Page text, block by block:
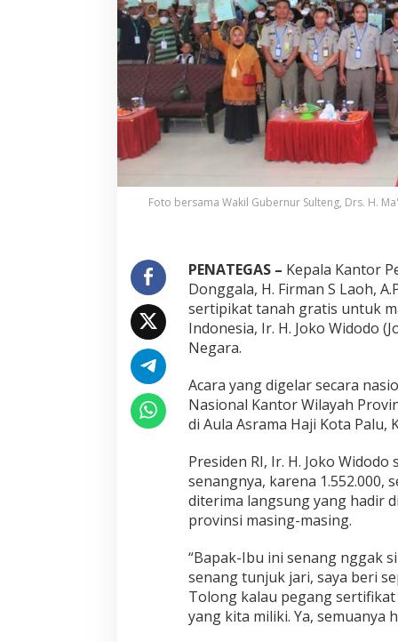
r
i
P
e
n
y
e
a
h
S
i
p
i
k
a
n
a
h
a
t
i
s
Foto bersama Wakil Gubernur Sulteng, Drs. H.
PENATEGAS – Kepala Kantor
Donggala, H. Firman S Laoh,
sertipikat tanah gratis untuk
Indonesia, Ir. H. Joko Widodo
Negara.
Acara yang digelar secara
Nasional Kantor Wilayah
di Aula Asrama Haji Kota Palu,
Presiden RI, Ir. H. Joko
senangnya, karena 1.552.000,
diterima langsung yang hadir
provinsi masing-masing.
“Bapak-Ibu ini senang nggak
senang tunjuk jari, saya beri
Tolong kalau pegang
yang kita miliki. Ya, semuanya